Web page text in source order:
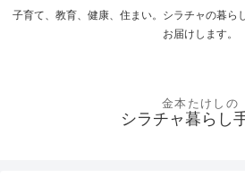
子育て、教育、健康、住まい。シラチャの暮ら
お届けします。
シラチャ暮らし